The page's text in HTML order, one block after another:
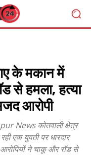
के मकान में
से हमला, हत्या
आरोपी
News कोतवाली क्षेत्र
एक युवती पर धारदार
ने चाकू और रॉड से